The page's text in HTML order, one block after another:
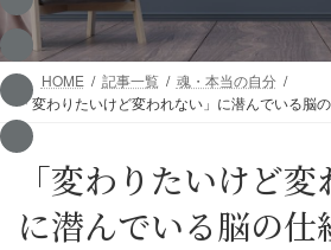
HOME 記事一覧
魂・本当の自分
「変わりたいけど変われない」に潜んでいる脳
「変わりたいけど変
に潜んでいる脳の仕